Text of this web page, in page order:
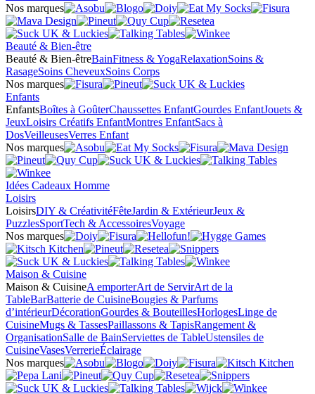
Nos marques
Beauté & Bien-être
Beauté & Bien-êtreBainFitness & YogaRelaxationSoins &
RasageSoins CheveuxSoins Corps
Nos marques
Enfants
EnfantsBoîtes à GoûterChaussettes EnfantGourdes EnfantJouets &
JeuxLoisirs Créatifs EnfantMontres EnfantSacs à
DosVeilleusesVerres Enfant
Nos marques
Idées Cadeaux Homme
Loisirs
LoisirsDIY & CréativitéFêteJardin & ExtérieurJeux &
PuzzlesSportTech & AccessoiresVoyage
Nos marques
Maison & Cuisine
Maison & CuisineA emporterArt de ServirArt de la
TableBarBatterie de CuisineBougies & Parfums
d’intérieurDécorationGourdes & BouteillesHorlogesLinge de
CuisineMugs & TassesPaillassons & TapisRangement &
OrganisationSalle de BainServiettes de TableUstensiles de
CuisineVasesVerrerieÉclairage
Nos marques